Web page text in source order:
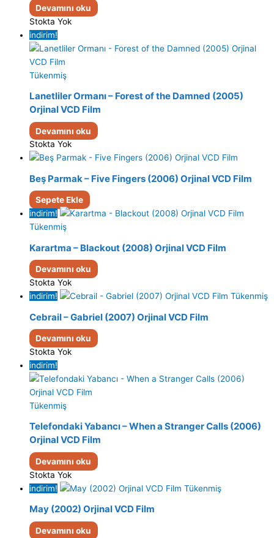
Devamını oku
Stokta Yok
indirim!
Tükenmiş
Lanetliler Ormanı – Forest of the Damned (2005)
Orjinal VCD Film
Devamını oku
Stokta Yok
Beş Parmak – Five Fingers (2006) Orjinal VCD Film
Sepete Ekle
indirim!
Tükenmiş
Karartma – Blackout (2008) Orjinal VCD Film
Devamını oku
Stokta Yok
indirim!
Tükenmiş
Cebrail – Gabriel (2007) Orjinal VCD Film
Devamını oku
Stokta Yok
indirim!
Tükenmiş
Telefondaki Yabancı – When a Stranger Calls (2006)
Orjinal VCD Film
Devamını oku
Stokta Yok
indirim!
Tükenmiş
May (2002) Orjinal VCD Film
Devamını oku